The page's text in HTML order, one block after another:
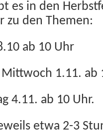
es in den
zu den Themen:
ab 10 Uhr
1.11. ab
4.11. ab 10 Uhr.
etwa 2-3